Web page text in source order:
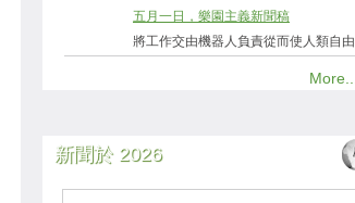
五月一日，樂園主義新聞稿
將工作交由機器人負責從而使人類自由
More...
新聞於 2026